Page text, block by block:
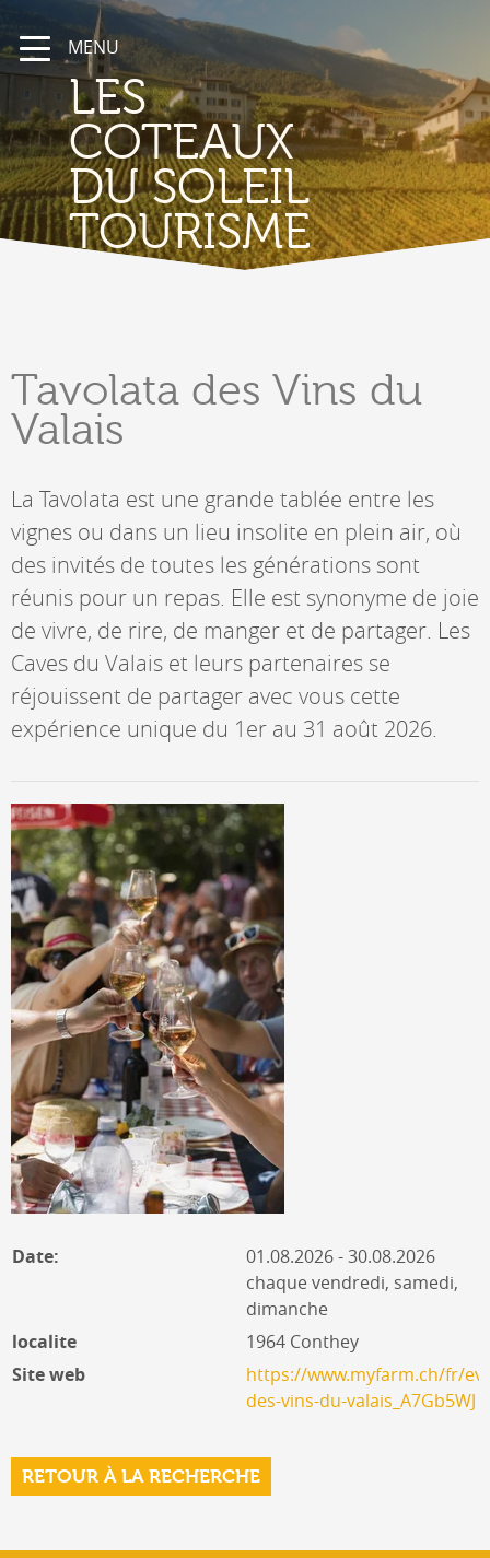
MENU
LES
COTEAUX
DU SOLEIL
TOURISME
Tavolata des Vins du
Valais
La Tavolata est une grande tablée entre les
vignes ou dans un lieu insolite en plein air, où
des invités de toutes les générations sont
réunis pour un repas. Elle est synonyme de joie
de vivre, de rire, de manger et de partager. Les
Caves du Valais et leurs partenaires se
réjouissent de partager avec vous cette
expérience unique du 1er au 31 août 2026.
Date:
01.08.2026 - 30.08.2026
chaque vendredi, samedi,
dimanche
localite
1964 Conthey
Site web
https://www.myfarm.ch/fr/
des-vins-du-valais_A7Gb5WJ
RETOUR À LA RECHERCHE